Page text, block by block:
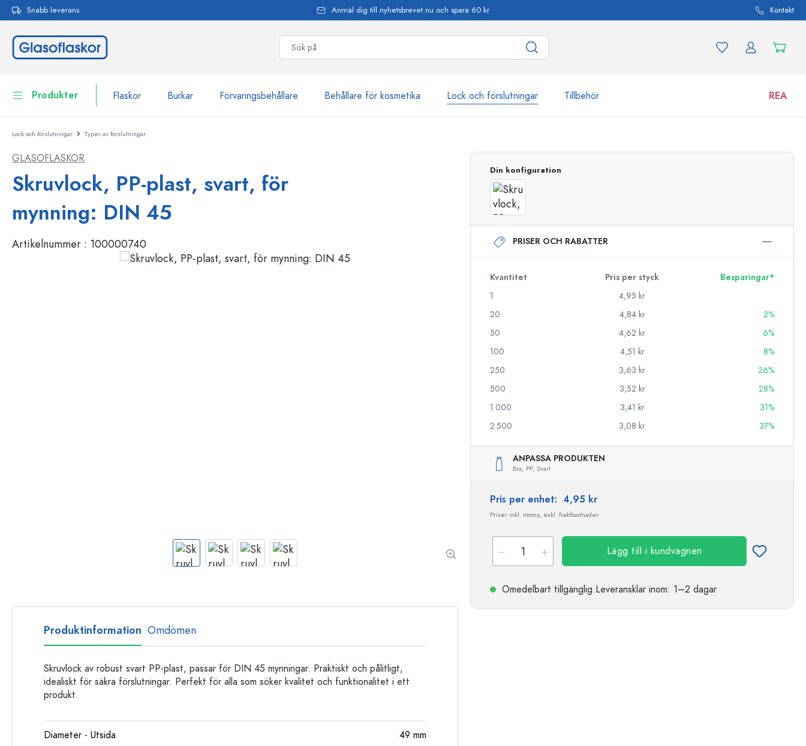
Hoppa till huvudnavigering
Snabb leverans Anmäl dig till nyhetsbrevet nu och spara 60 kr Kontakt
Produkter Flaskor Burkar Förvaringsbehållare Behållare för kosmetika Lock och förslutningar Tillbehör REA
Flaskor
Förvaringsbehållare
Porslin
Behållare för kosmetika
WECK-flaskor
Flaskor med patentkork
Sprayflaskor
Airless dispenser
Roll on-flaskor
Flaskor med motiv
Ginflaskor
Alla hjärtans dag
Dekorativa flaskor
Cylinderflaskor
Ballongflaskor
Glasflaskor
Plastflaskor
Burkar
Lock och förslutningar Typer av förslutningar
GLASOFLASKOR
Skruvlock, PP-plast, svart, för
mynning: DIN 45
Artikelnummer : 100000740
Din konfiguration
PRISER OCH RABATTER
Kvantitet Pris per styck
Besparingar*
1
4,95 kr
20
4,84 kr
2%
50
4,62 kr
6%
100
4,51 kr
8%
250
3,63 kr
26%
500
3,52 kr
28%
1.000
3,41 kr
31%
2.500
3,08 kr 37%
ANPASSA PRODUKTEN
Bra, PP, Svart
Pris per enhet: 4,95 kr
Priser inkl. moms, exkl. fraktkostnader
Lägg till i kundvagnen
Omedelbart tillgänglig.Leveransklar inom: 1–2 dagar
Produktinformation Omdömen
Skruvlock av robust svart PP-plast, passar för DIN 45 mynningar. Praktiskt och pålitligt,
idealiskt för säkra förslutningar. Perfekt för alla som söker kvalitet och funktionalitet i ett
produkt.
Diameter - Utsida 49 mm